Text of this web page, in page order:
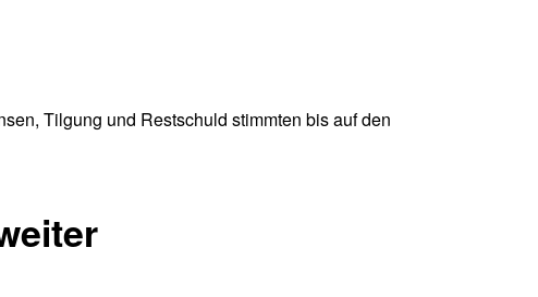
Tilgung und Restschuld stimmten bis auf den